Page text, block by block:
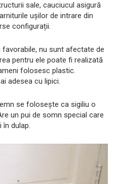
sale, cauciucul asigură
ușilor de intrare din
configurații.
nu sunt afectate de
pentru ele poate fi realizată
folosesc plastic.
adesea cu lipici.
se folosește ca sigiliu o
un pui de somn special care
în dulap.